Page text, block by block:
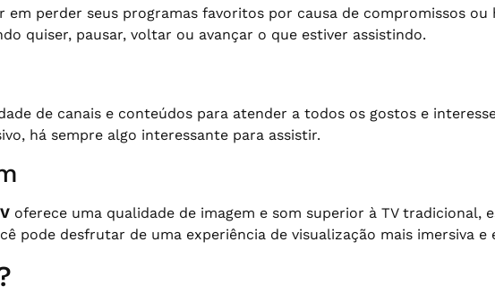
em perder seus programas favoritos por causa de compromissos
quiser, pausar, voltar ou avançar o que estiver assistindo.
de canais e conteúdos para atender a todos os gostos e
há sempre algo interessante para assistir.
oferece uma qualidade de imagem e som superior à TV tradicional,
pode desfrutar de uma experiência de visualização mais imersiva e